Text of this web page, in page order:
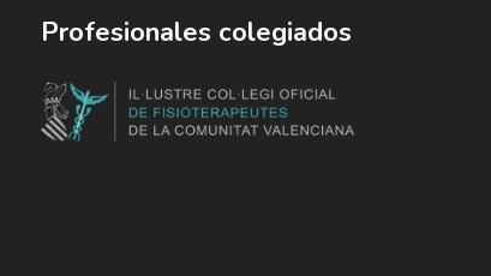
Profesionales colegiados